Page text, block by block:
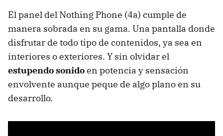
El panel del Nothing Phone (4a) cumple de
manera sobrada en su gama. Una pantalla donde
disfrutar de todo tipo de contenidos, ya sea en
interiores o exteriores. Y sin olvidar el
estupendo sonidoen potencia y sensación
envolvente aunque peque de algo plano en su
desarrollo.